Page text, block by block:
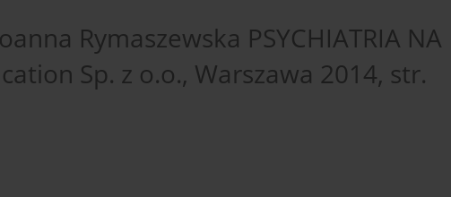
Rymaszewska PSYCHIATRIA NA
Sp. z o.o., Warszawa 2014, str.